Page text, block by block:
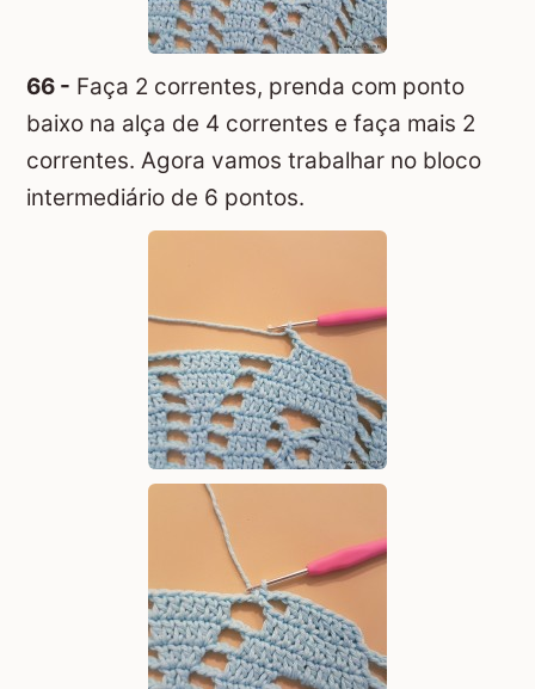
66 - Faça 2 correntes, prenda com ponto
baixo na alça de 4 correntes e faça mais 2
correntes. Agora vamos trabalhar no bloco
intermediário de 6 pontos.